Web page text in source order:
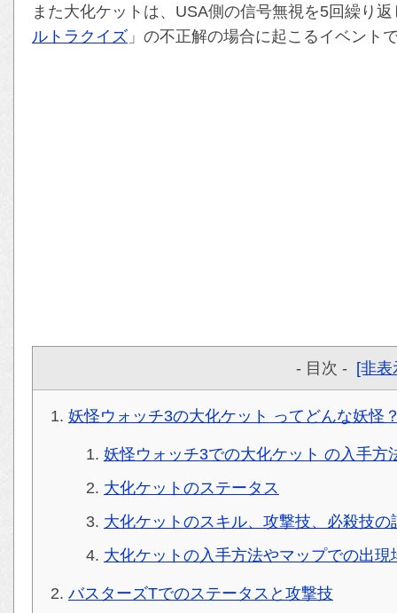
また大化ケットは、USA側の信号無視を5回繰り
ルトラクイズ 」の不正解の場合に起こるイベント
- 目次 - [非表
妖怪ウォッチ3の大化ケット ってどんな妖怪
妖怪ウォッチ3での大化ケット の入手方
大化ケットのステータス
大化ケットのスキル、攻撃技、必殺技の
大化ケットの入手方法やマップでの出現
バスターズTでのステータスと攻撃技